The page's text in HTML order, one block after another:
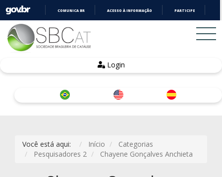
COMUNICA BR ACESSO À INFORMAÇÃO PARTICIPE
Login
Você está aqui: Início
Categorias
Pesquisadores 2
Chayene Gonçalves Anchieta